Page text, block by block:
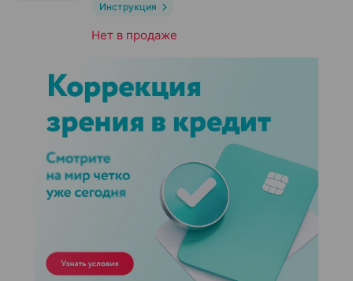
Инструкция
Нет в продаже